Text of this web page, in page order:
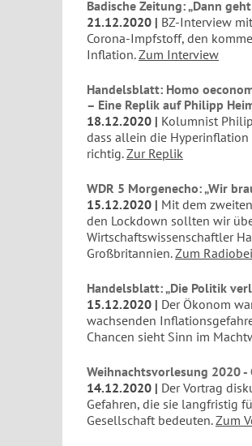
Badische Zeitung: „Dann
21.12.2020
BZ-Interview
Corona-Impfstoff, den
Inflation. Zum Interview
Handelsblatt: Homo
– Eine Replik auf Philipp
18.12.2020
Kolumnist
dass allein die
richtig. Zur Replik
WDR 5 Morgenecho: „Wir
15.12.2020
Mit dem
den Lockdown sollten wir
Wirtschaftswissenschaftler
Großbritannien.Zum
Handelsblatt: „Die Politik
15.12.2020
Der Ökonom
wachsenden
Chancen sieht Sinn im
Weihnachtsvorlesung 2020
14.12.2020
Der Vortrag
Gefahren, die sie langfristig
Gesellschaft bedeuten. Zum